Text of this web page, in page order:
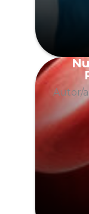
Autor/